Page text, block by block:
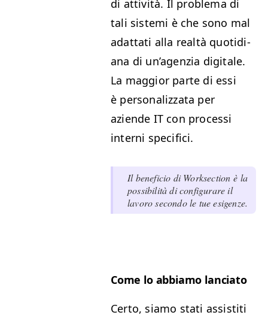
di attiv­ità. Il prob­le­ma di
tali sis­te­mi è che sono mal
adat­tati alla realtà quo­tid­i­
ana di un’a­gen­zia dig­i­tale.
La mag­gior parte di essi
è per­son­al­iz­za­ta per
aziende IT con pro­ces­si
interni specifici.
Il ben­efi­cio di Work­sec­tion è la
pos­si­bil­ità di con­fig­u­rare il
lavoro sec­on­do le tue esigenze.
Come lo abbi­amo lanciato
Cer­to, siamo sta­ti assis­ti­ti